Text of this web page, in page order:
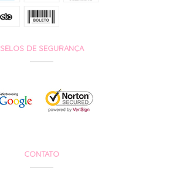
SELOS DE SEGURANÇA
CONTATO